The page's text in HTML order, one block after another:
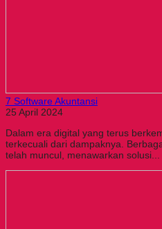
7 Software Akuntansi
25 April 2024
Dalam era digital yang terus
terkecuali dari dampaknya.
telah muncul, menawarkan solusi...